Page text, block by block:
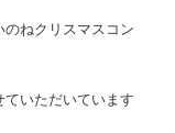
ねクリスマスコン
いただいています